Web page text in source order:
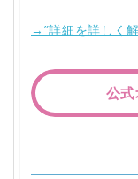
→”詳細を詳しく
公